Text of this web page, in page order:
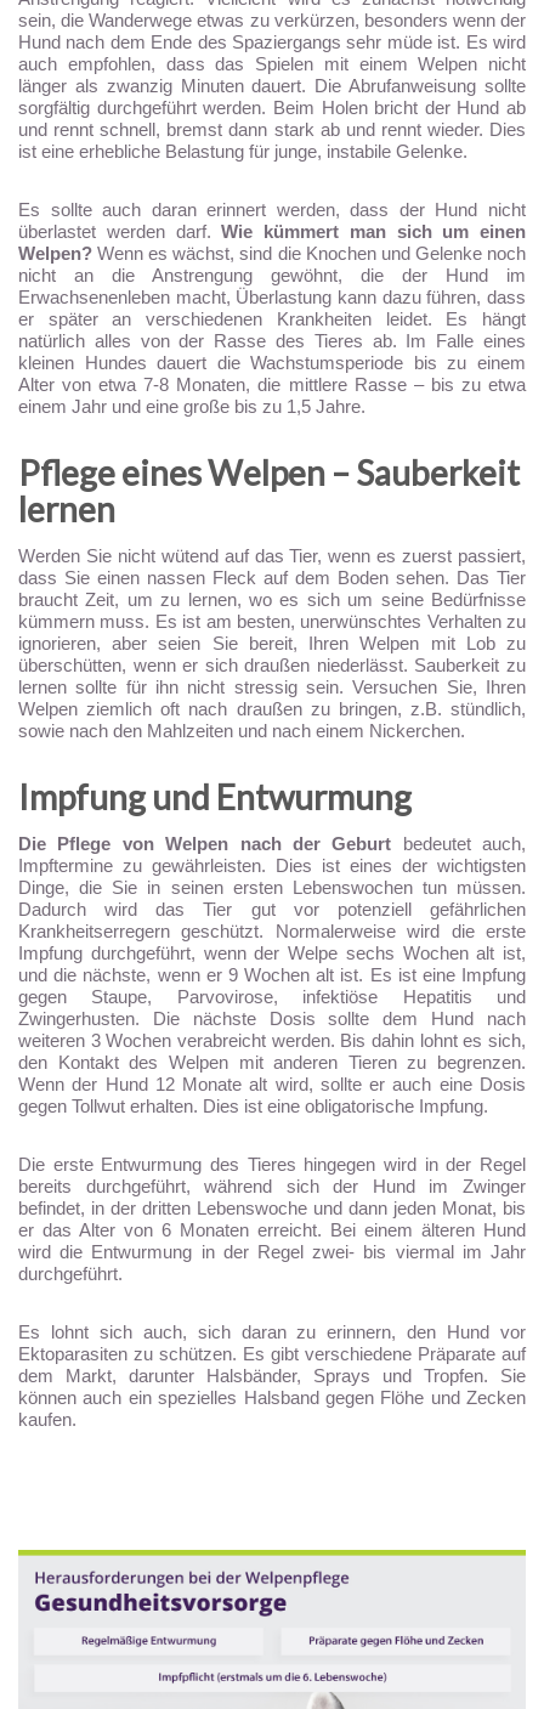
sein, die Wanderwege etwas zu verkürzen, besonders wenn der
Hund nach dem Ende des Spaziergangs sehr müde ist. Es wird
auch empfohlen, dass das Spielen mit einem Welpen nicht
länger als zwanzig Minuten dauert. Die Abrufanweisung sollte
sorgfältig durchgeführt werden. Beim Holen bricht der Hund ab
und rennt schnell, bremst dann stark ab und rennt wieder. Dies
ist eine erhebliche Belastung für junge, instabile Gelenke.
Es sollte auch daran erinnert werden, dass der Hund nicht
überlastet werden darf. Wie kümmert man sich um einen
Welpen?Wenn es wächst, sind die Knochen und Gelenke noch
nicht an die Anstrengung gewöhnt, die der Hund im
Erwachsenenleben macht, Überlastung kann dazu führen, dass
er später an verschiedenen Krankheiten leidet. Es hängt
natürlich alles von der Rasse des Tieres ab. Im Falle eines
kleinen Hundes dauert die Wachstumsperiode bis zu einem
Alter von etwa 7-8 Monaten, die mittlere Rasse – bis zu etwa
einem Jahr und eine große bis zu 1,5 Jahre.
Pflege eines Welpen – Sauberkeit
lernen
Werden Sie nicht wütend auf das Tier, wenn es zuerst passiert,
dass Sie einen nassen Fleck auf dem Boden sehen. Das Tier
braucht Zeit, um zu lernen, wo es sich um seine Bedürfnisse
kümmern muss. Es ist am besten, unerwünschtes Verhalten zu
ignorieren, aber seien Sie bereit, Ihren Welpen mit Lob zu
überschütten, wenn er sich draußen niederlässt. Sauberkeit zu
lernen sollte für ihn nicht stressig sein. Versuchen Sie, Ihren
Welpen ziemlich oft nach draußen zu bringen, z.B. stündlich,
sowie nach den Mahlzeiten und nach einem Nickerchen.
Impfung und Entwurmung
Die Pflege von Welpen nach der Geburt bedeutet auch,
Impftermine zu gewährleisten. Dies ist eines der wichtigsten
Dinge, die Sie in seinen ersten Lebenswochen tun müssen.
Dadurch wird das Tier gut vor potenziell gefährlichen
Krankheitserregern geschützt. Normalerweise wird die erste
Impfung durchgeführt, wenn der Welpe sechs Wochen alt ist,
und die nächste, wenn er 9 Wochen alt ist. Es ist eine Impfung
gegen Staupe, Parvovirose, infektiöse Hepatitis und
Zwingerhusten. Die nächste Dosis sollte dem Hund nach
weiteren 3 Wochen verabreicht werden. Bis dahin lohnt es sich,
den Kontakt des Welpen mit anderen Tieren zu begrenzen.
Wenn der Hund 12 Monate alt wird, sollte er auch eine Dosis
gegen Tollwut erhalten. Dies ist eine obligatorische Impfung.
Die erste Entwurmung des Tieres hingegen wird in der Regel
bereits durchgeführt, während sich der Hund im Zwinger
befindet, in der dritten Lebenswoche und dann jeden Monat, bis
er das Alter von 6 Monaten erreicht. Bei einem älteren Hund
wird die Entwurmung in der Regel zwei- bis viermal im Jahr
durchgeführt.
Es lohnt sich auch, sich daran zu erinnern, den Hund vor
Ektoparasiten zu schützen. Es gibt verschiedene Präparate auf
dem Markt, darunter Halsbänder, Sprays und Tropfen. Sie
können auch ein spezielles Halsband gegen Flöhe und Zecken
kaufen.